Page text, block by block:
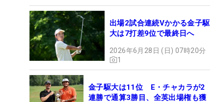
出場2試合連続Vかかる金子駆
大は7打差9位で最終日へ
2026年6月28日 (日) 07時20分
1
金子駆大は11位 E・チャカラが2
連勝で通算3勝目、全英出場権も獲